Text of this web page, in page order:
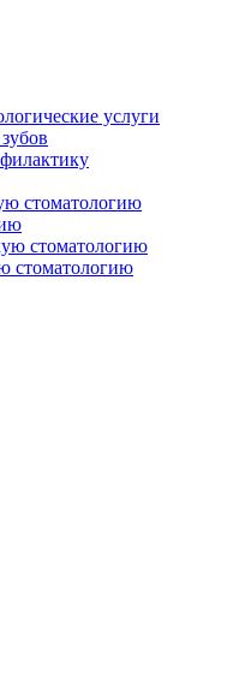
услуги
стоматологию
стоматологию
стоматологию